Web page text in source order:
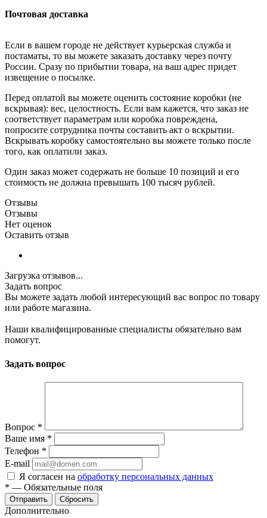
Почтовая доставка
Если в вашем городе не действует курьерская служба и
постаматы, то вы можете заказать доставку через почту
России. Сразу по прибытии товара, на ваш адрес придет
извещение о посылке.
Перед оплатой вы можете оценить состояние коробки (не
вскрывая): вес, целостность. Если вам кажется, что заказ не
соответствует параметрам или коробка повреждена,
попросите сотрудника почты составить акт о вскрытии.
Вскрывать коробку самостоятельно вы можете только после
того, как оплатили заказ.
Один заказ может содержать не больше 10 позиций и его
стоимость не должна превышать 100 тысяч рублей.
Отзывы
Отзывы
Нет оценок
Оставить отзыв
Загрузка отзывов...
Задать вопрос
Вы можете задать любой интересующий вас вопрос по товару
или работе магазина.
Наши квалифицированные специалисты обязательно вам
помогут.
Задать вопрос
Вопрос *
Ваше имя *
Телефон *
E-mail
Я согласен на обработку персональных данных
* — Обязательные поля
Сбросить
Дополнительно